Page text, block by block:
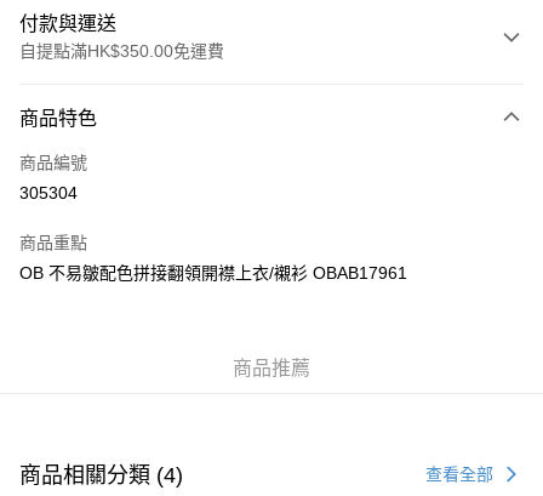
付款與運送
自提點滿HK$350.00免運費
信用卡
Apple Pay
PayMe
付款後順豐站及營業點
商品特色
商品編號
305304
商品重點
OB 不易皺配色拼接翻領開襟上衣/襯衫 OBAB17961
商品推薦
商品相關分類 (4) 查看全部